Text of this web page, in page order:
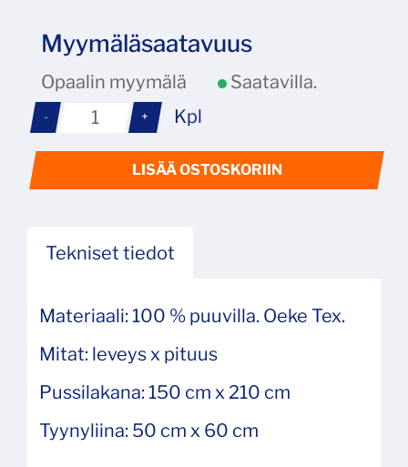
Myymäläsaatavuus
Opaalin myymälä Saatavilla.
- + Kpl
LISÄÄ OSTOSKORIIN
Tekniset tiedot
Materiaali: 100 % puuvilla. Oeke Tex.
Mitat: leveys x pituus
Pussilakana: 150 cm x 210 cm
Tyynyliina: 50 cm x 60 cm